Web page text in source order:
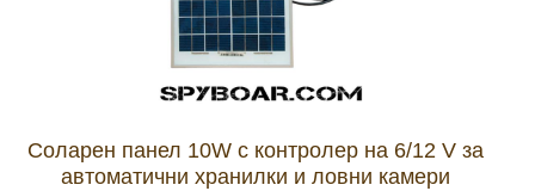
Соларен панел 10W с контролер на 6/12 V за
автоматични хранилки и ловни камери